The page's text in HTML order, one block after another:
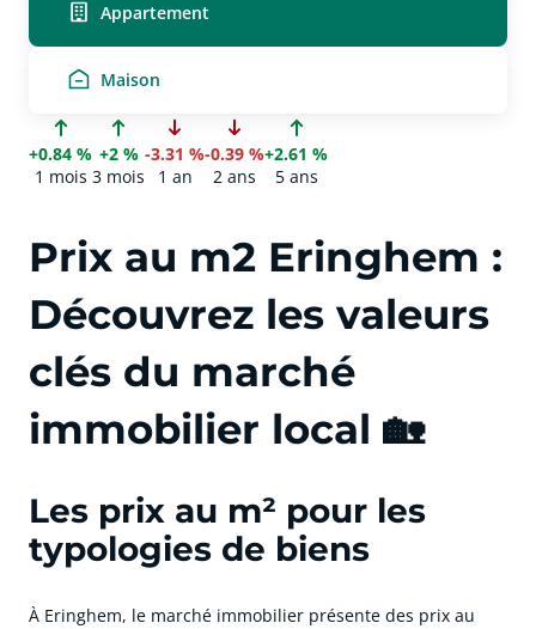
Appartement
Maison
+0.84 %
1 mois
+2 %
3 mois
-3.31 %
1 an
-0.39 %
2 ans
+2.61 %
5 ans
Prix au m2 Eringhem :
Découvrez les valeurs
clés du marché
immobilier local 🏡
Les prix au m² pour les
typologies de biens
À Eringhem, le marché immobilier présente des prix au